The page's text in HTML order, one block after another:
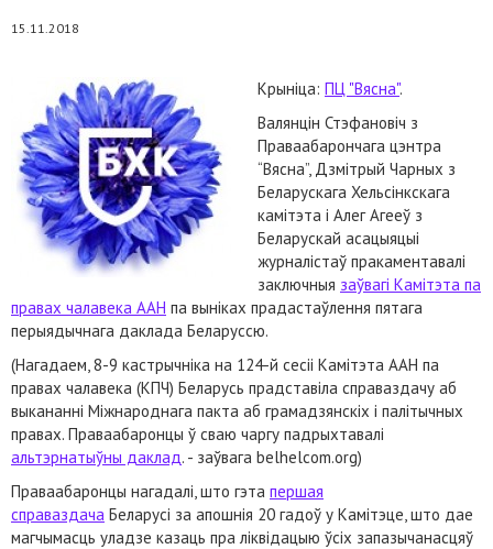
15.11.2018
Крыніца: ПЦ "Вясна".
Валянцін Стэфановіч з
Праваабарончага цэнтра
“Вясна”, Дзмітрый Чарных з
Беларускага Хельсінкскага
камітэта і Алег Агееў з
Беларускай асацыяцыі
журналістаў пракаментавалі
заключныя заўвагі Камітэта па
правах чалавека ААН па выніках прадастаўлення пятага
перыядычнага даклада Беларуссю.
(Нагадаем, 8-9 кастрычніка на 124-й сесіі Камітэта ААН па
правах чалавека (КПЧ) Беларусь прадставіла справаздачу аб
выкананні Міжнароднага пакта аб грамадзянскіх і палітычных
правах. Праваабаронцы ў сваю чаргу падрыхтавалі
альтэрнатыўны даклад. - заўвага belhelcom.org)
Праваабаронцы нагадалі, што гэта першая
справаздача Беларусі за апошнія 20 гадоў у Камітэце, што дае
магчымасць уладзе казаць пра ліквідацыю ўсіх запазычанасцяў